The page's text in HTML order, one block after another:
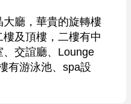
廳，華貴的旋轉樓
及頂樓，二樓有中
交誼廳、Lounge
有游泳池、spa設